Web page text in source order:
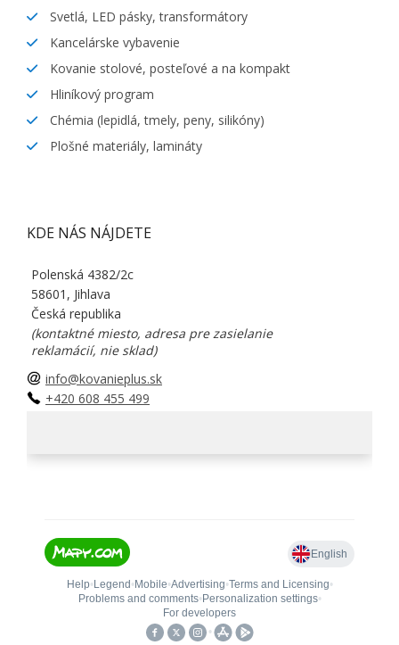
Svetlá, LED pásky, transformátory
Kancelárske vybavenie
Kovanie stolové, posteľové a na kompakt
Hliníkový program
Chémia (lepidlá, tmely, peny, silikóny)
Plošné materiály, lamináty
KDE NÁS NÁJDETE
Polenská 4382/2c
58601, Jihlava
Česká republika
(kontaktné miesto, adresa pre zasielanie
reklamácií, nie sklad)
info@kovanieplus.sk
+420 608 455 499